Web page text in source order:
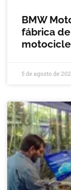
BMW
fábrica
5 de agosto de